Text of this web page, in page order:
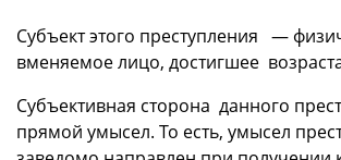
Субъект этого преступления —
вменяемое лицо, достигшее
Субъективная сторона данного
прямой умысел. То есть, умысел